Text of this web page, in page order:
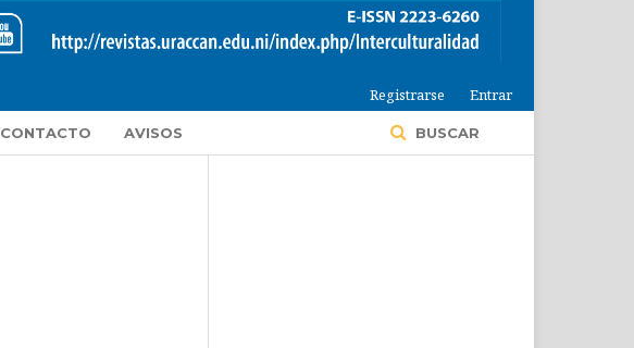
Registrarse Entrar
CONTACTO AVISOS BUSCAR